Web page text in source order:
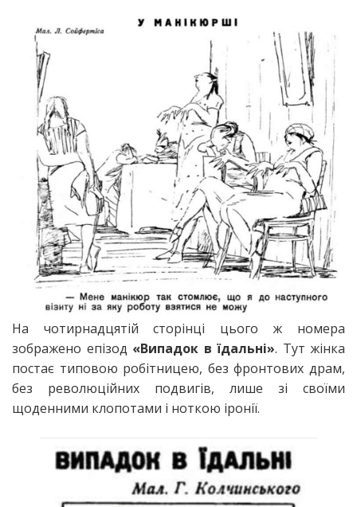
На чотирнадцятій сторінці цього ж номера
зображено епізод «Випадок в їдальні». Тут жінка
постає типовою робітницею, без фронтових драм,
без революційних подвигів, лише зі своїми
щоденними клопотами і ноткою іронії.